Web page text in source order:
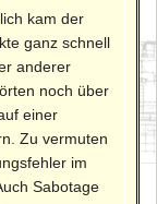
kam der
ganz schnell
anderer
noch über
einer
Zu vermuten
im
Sabotage